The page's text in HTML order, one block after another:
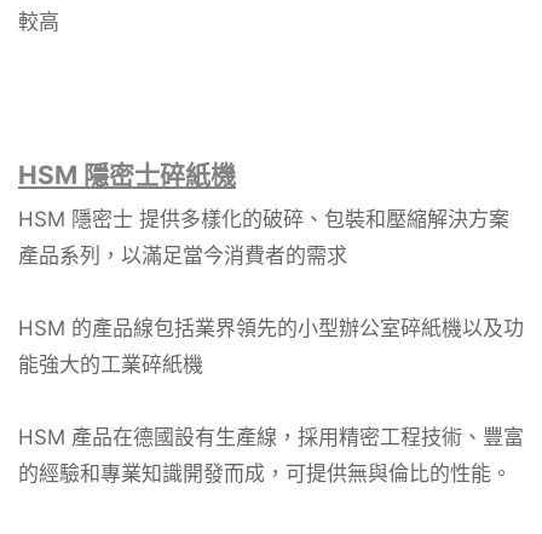
較高
HSM 隱密士碎紙機
HSM 隱密士 提供多樣化的破碎、包裝和壓縮解決方案
產品系列，以滿足當今消費者的需求
HSM 的產品線包括業界領先的小型辦公室碎紙機以及功
能強大的工業碎紙機
HSM 產品在德國設有生產線，採用精密工程技術、豐富
的經驗和專業知識開發而成，可提供無與倫比的性能。